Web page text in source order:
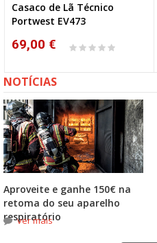
Casaco de Lã Técnico
Portwest EV473
69,00 €
NOTÍCIAS
Aproveite e ganhe 150€ na
retoma do seu aparelho
respiratório
ver mais